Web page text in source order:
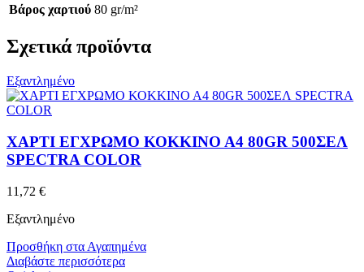
Βάρος χαρτιού 80 gr/m²
Σχετικά προϊόντα
Εξαντλημένο
ΧΑΡΤΙ ΕΓΧΡΩΜΟ ΚΟΚΚΙΝΟ Α4 80GR 500ΣΕΛ
SPECTRA COLOR
11,72 €
Εξαντλημένο
Προσθήκη στα Αγαπημένα
Διαβάστε περισσότερα